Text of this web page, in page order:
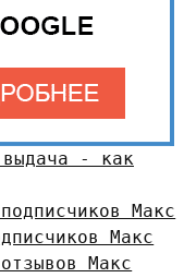
- как
Макс
Макс
Макс